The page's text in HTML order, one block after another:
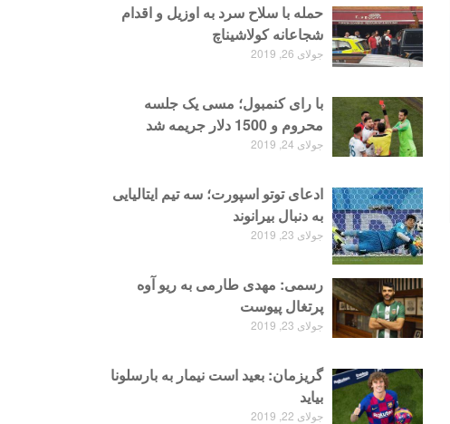
حمله با سلاح سرد به اوزیل و اقدام
شجاعانه کولاشیناچ
جولای 26, 2019
با رای کنمبول؛ مسی یک جلسه
محروم و 1500 دلار جریمه شد
جولای 24, 2019
ادعای توتو اسپورت؛ سه تیم ایتالیایی
به دنبال بیرانوند
جولای 23, 2019
رسمی: مهدی طارمی به ریو آوه
پرتغال پیوست
جولای 23, 2019
گریزمان: بعید است نیمار به بارسلونا
بیاید
جولای 22, 2019